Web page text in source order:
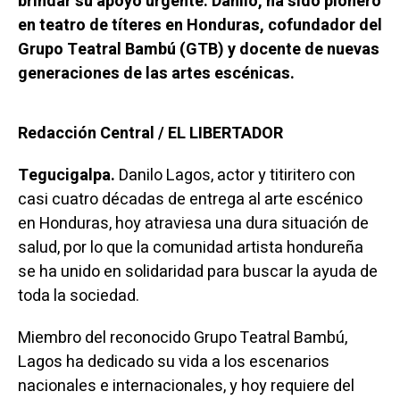
en teatro de títeres en Honduras, cofundador del
Grupo Teatral Bambú (GTB) y docente de nuevas
generaciones de las artes escénicas.
Redacción Central / EL LIBERTADOR
Tegucigalpa. Danilo Lagos, actor y titiritero con
casi cuatro décadas de entrega al arte escénico
en Honduras, hoy atraviesa una dura situación de
salud, por lo que la comunidad artista hondureña
se ha unido en solidaridad para buscar la ayuda de
toda la sociedad.
Miembro del reconocido Grupo Teatral Bambú,
Lagos ha dedicado su vida a los escenarios
nacionales e internacionales, y hoy requiere del